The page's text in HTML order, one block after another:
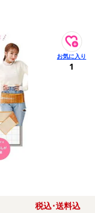
1
税込･送料込